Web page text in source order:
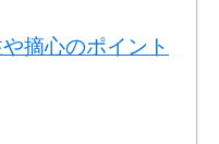
摘心のポイント